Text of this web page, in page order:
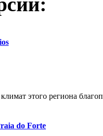
этого региона
do Forte